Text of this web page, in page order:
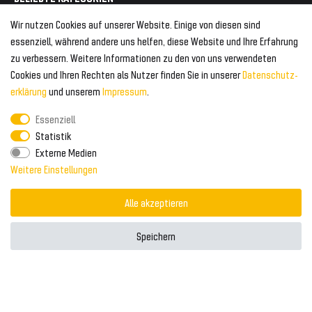
Wir nutzen Cookies auf unserer Website. Einige von diesen sind
essenziell, während andere uns helfen, diese Website und Ihre Erfahrung
zu verbessern. Weitere Informationen zu den von uns verwendeten
Cookies und Ihren Rechten als Nutzer finden Sie in unsererDaten­schutz­
erklärung und unserem Impressum.
Essenziell
Statistik
Externe Medien
Weitere Einstellungen
Alle akzeptieren
Speichern
Geeignet für Audi
Frontspoiler
Heckspoiler
Kabelbäume
Kühlergrill
FOLGEN SIE UNS AUF
Tuning Fanatics
ZAHLUNG & VERSAND
Zahlungsanbieter
Versand & Zahlung
WELTWEITER VERSAND
© 2026 Tuning Fanatics